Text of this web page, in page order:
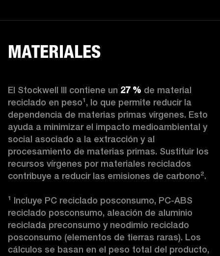
MATERIALES
El Stockwell III contiene un 27 % de material
reciclado en peso¹, lo que permite reducir la
dependencia de materias primas vírgenes. Esto
ayuda a minimizar el impacto medioambiental y
social asociado a la extracción y al
procesamiento de materias primas. Sustituir los
recursos vírgenes por materiales reciclados
contribuye a reducir las emisiones de carbono².
¹ Incluye PC reciclado posconsumo, PC-ABS
reciclado posconsumo, aleación de aluminio
reciclada preconsumo y neodimio reciclado
posconsumo (elementos de tierras raras). Los
cálculos se basan en el peso total del producto,